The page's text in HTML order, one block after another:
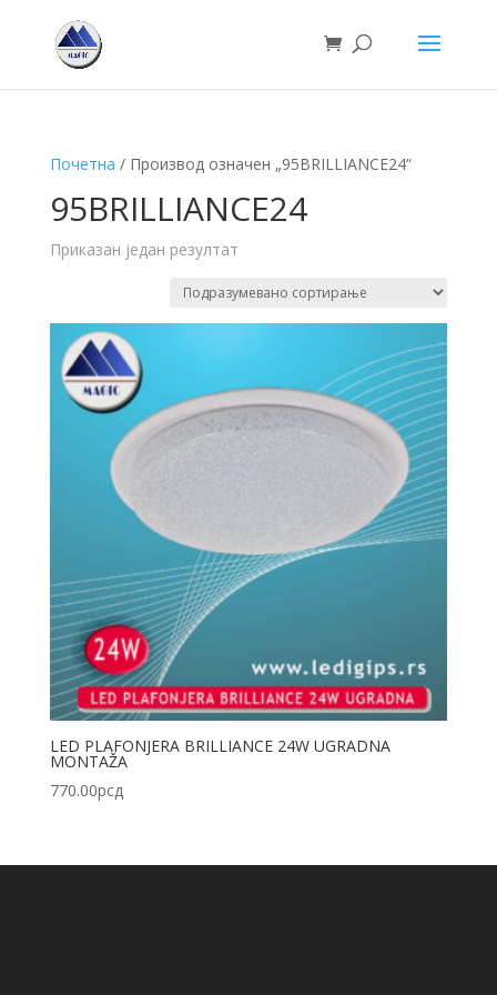
Почетна / Производ oзначен „95BRILLIANCE24“
95BRILLIANCE24
Приказан један резултат
LED PLAFONJERA BRILLIANCE 24W UGRADNA
MONTAŽA
770.00рсд